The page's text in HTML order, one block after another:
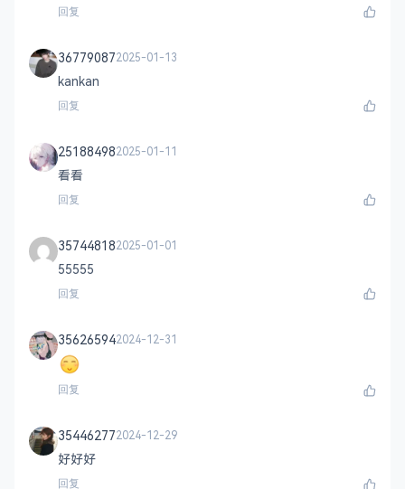
回复
367790872025-01-13
kankan
回复
251884982025-01-11
看看
回复
357448182025-01-01
55555
回复
356265942024-12-31
回复
354462772024-12-29
好好好
回复